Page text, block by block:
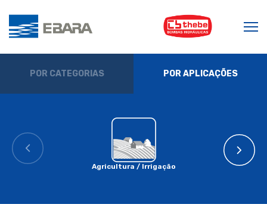
POR CATEGORIAS POR APLICAÇÕES
Agricultura / Irrigação